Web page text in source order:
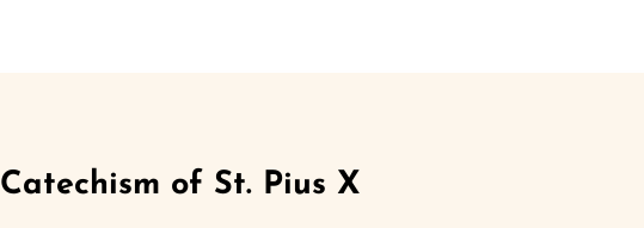
Catechism of St. Pius X